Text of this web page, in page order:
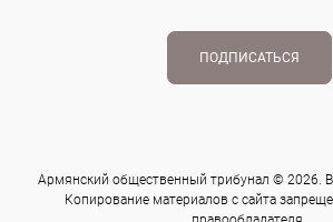
ПОДПИСАТЬСЯ
Армянский общественный трибунал © 2026.
Копирование материалов с сайта